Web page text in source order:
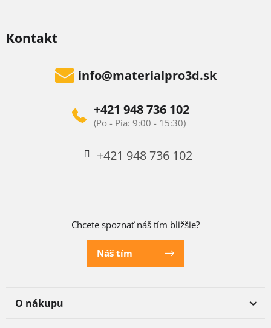
Kontakt
info@materialpro3d.sk
+421 948 736 102
+421 948 736 102
Chcete spoznať náš tím bližšie?
Náš tím
O nákupu